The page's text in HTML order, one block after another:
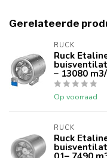
Gerelateerde
RUCK
Ruck
– 13080
Op voorraad
RUCK
Ruck